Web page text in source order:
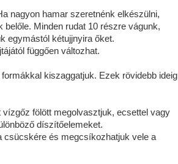
nagyon hamar szeretnénk elkészülni,
Minden rudat 10 részre vágunk,
egymástól kétujjnyira őket.
függően változhat.
kiszaggatjuk. Ezek rövidebb ideig
fölött megolvasztjuk, ecsettel vagy
díszítőelemeket.
csücskére és megcsíkozhatjuk vele a